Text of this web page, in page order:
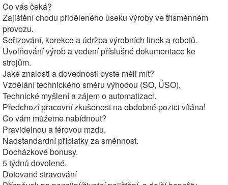
Co vás čeká?
Zajištění chodu přiděleného úseku výroby ve třísměnném
provozu.
Seřizování, korekce a údržba výrobních linek a robotů.
Uvolňování výrob a vedení příslušné dokumentace ke
strojům.
Jaké znalosti a dovednosti byste měli mít?
Vzdělání technického směru výhodou (SO, ÚSO).
Technické myšlení a zájem o automatizaci.
Předchozí pracovní zkušenost na obdobné pozici vítána!
Co vám můžeme nabídnout?
Pravidelnou a férovou mzdu.
Nadstandardní příplatky za směnnost.
Docházkové bonusy.
5 týdnů dovolené.
Dotované stravování